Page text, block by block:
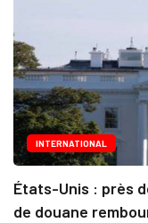
INTERNATIONAL
États-Unis : près
de douane